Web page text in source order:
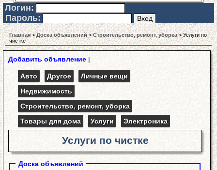
Логин:
Пароль:
Главная>Доска объявлений>Строительство, ремонт, уборка> Услуги по
чистке
Добавить объявление |
Авто Другое
Личные вещи
Недвижимость
Строительство, ремонт, уборка
Товары для дома
Услуги Электроника
Услуги по чистке
Доска объявлений